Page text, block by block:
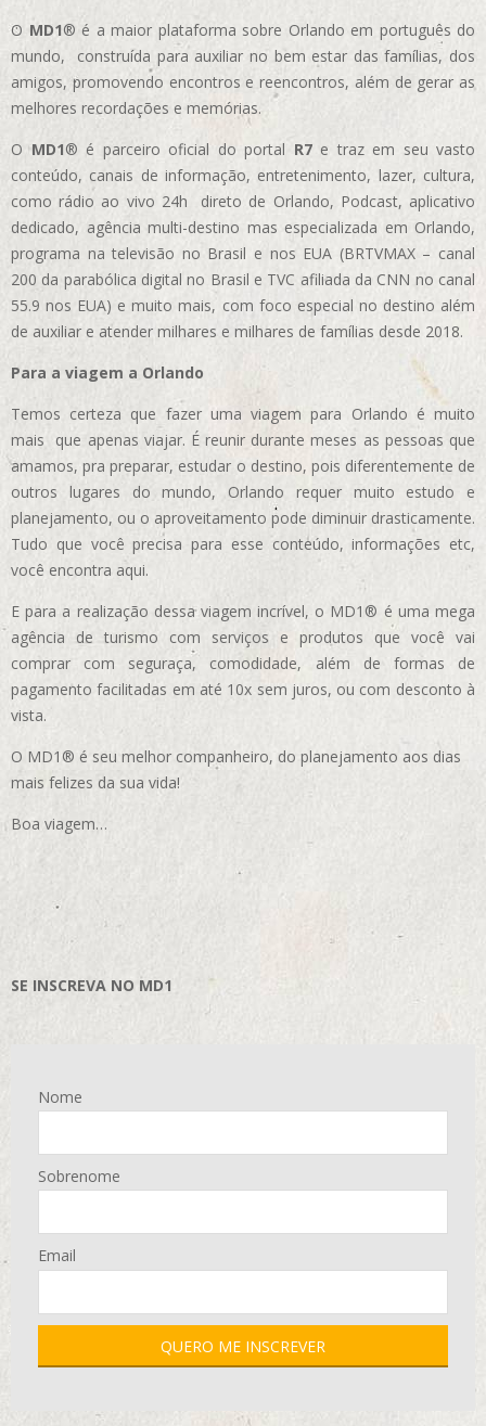
O MD1® é a maior plataforma sobre Orlando em português do
mundo, construída para auxiliar no bem estar das famílias, dos
amigos, promovendo encontros e reencontros, além de gerar as
melhores recordações e memórias.
OMD1® é parceiro oficial do portal R7e traz em seu vasto
conteúdo, canais de informação, entretenimento, lazer, cultura,
como rádio ao vivo 24h direto de Orlando, Podcast, aplicativo
dedicado, agência multi-destino mas especializada em Orlando,
programa na televisão no Brasil e nos EUA (BRTVMAX – canal
200 da parabólica digital no Brasil e TVC afiliada da CNN no canal
55.9 nos EUA) e muito mais, com foco especial no destino além
de auxiliar e atender milhares e milhares de famílias desde 2018.
Para a viagem a Orlando
Temos certeza que fazer uma viagem para Orlando é muito
mais que apenas viajar. É reunir durante meses as pessoas que
amamos, pra preparar, estudar o destino, pois diferentemente de
outros lugares do mundo, Orlando requer muito estudo e
planejamento, ou o aproveitamento pode diminuir drasticamente.
Tudo que você precisa para esse conteúdo, informações etc,
você encontra aqui.
E para a realização dessa viagem incrível, o MD1® é uma mega
agência de turismo com serviços e produtos que você vai
comprar com seguraça, comodidade, além de formas de
pagamento facilitadas em até 10x sem juros, ou com desconto à
vista.
O MD1® é seu melhor companheiro, do planejamento aos dias
mais felizes da sua vida!
Boa viagem…
SE INSCREVA NO MD1
Nome
Sobrenome
Email